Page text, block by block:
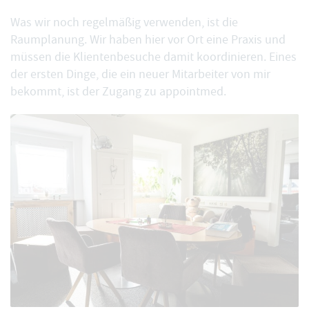
Was wir noch regelmäßig verwenden, ist die
Raumplanung. Wir haben hier vor Ort eine Praxis und
müssen die Klientenbesuche damit koordinieren. Eines
der ersten Dinge, die ein neuer Mitarbeiter von mir
bekommt, ist der Zugang zu appointmed.